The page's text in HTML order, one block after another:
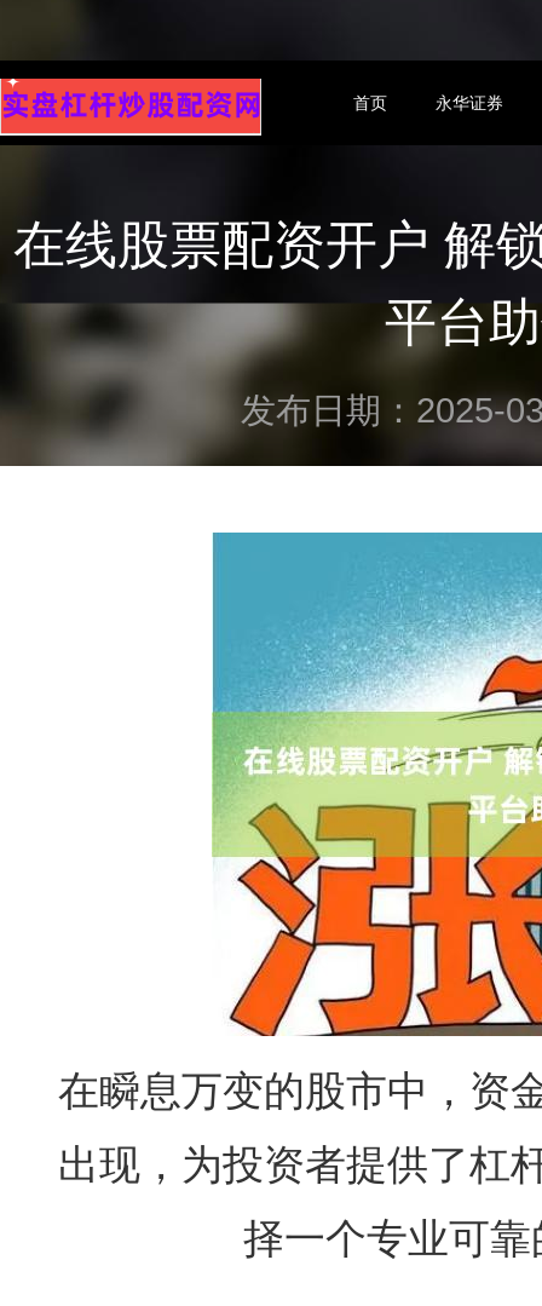
首页 永华证券
在线股票配资开户 解
平台
发布日期：2025-
在瞬息万变的股市中，资
出现，为投资者提供了杠
择一个专业可